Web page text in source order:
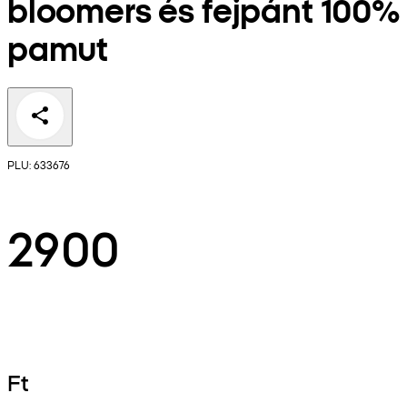
pamut
PLU: 633676
2900
Ft